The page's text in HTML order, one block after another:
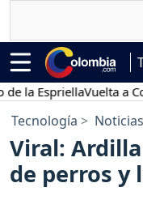
EspriellaVuelta a
Tecnología Noticias
Viral:
de perros y